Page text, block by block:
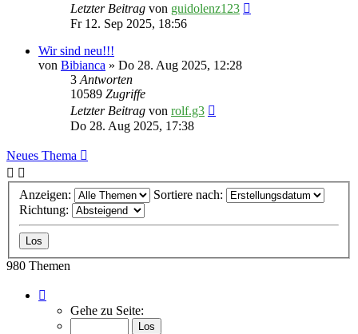
Letzter Beitrag von guidolenz123
Fr 12. Sep 2025, 18:56
Wir sind neu!!!
von Bibianca » Do 28. Aug 2025, 12:28
3Antworten
10589 Zugriffe
Letzter Beitrag von rolf.g3
Do 28. Aug 2025, 17:38
Neues Thema
Anzeigen:
Sortiere nach:
Richtung:
980 Themen
von
Gehe zu Seite: